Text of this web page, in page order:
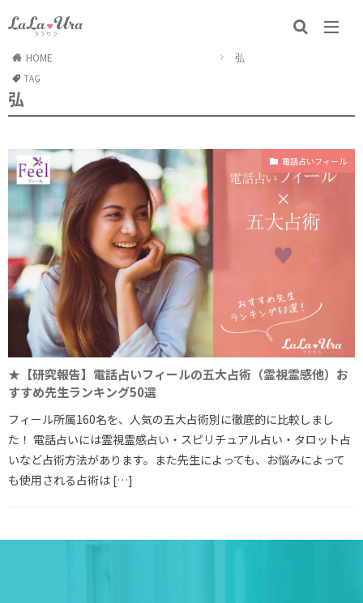
HOME 弘
TAG
弘
電話占いフィール
★【研究報告】電話占いフィールの五大占術（霊視霊感他）お
すすめ先生ランキング50選
フィール所属160名を、人気の五大占術別に徹底的に比較しまし
た！ 電話占いには霊視霊感占い・スピリチュアル占い・タロット占
いなど占術方法があります。また先生によっても、お悩みによって
も使用される占術は […]